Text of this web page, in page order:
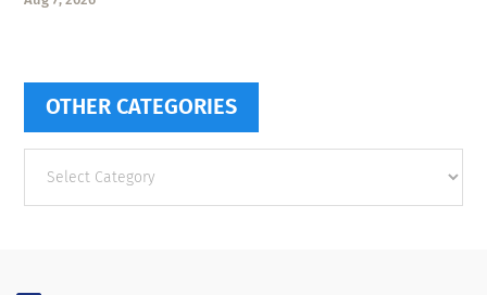
OTHER CATEGORIES
categories